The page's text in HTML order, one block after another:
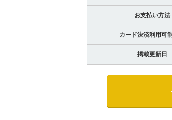
お支払い方法
カード決済利用可
掲載更新日